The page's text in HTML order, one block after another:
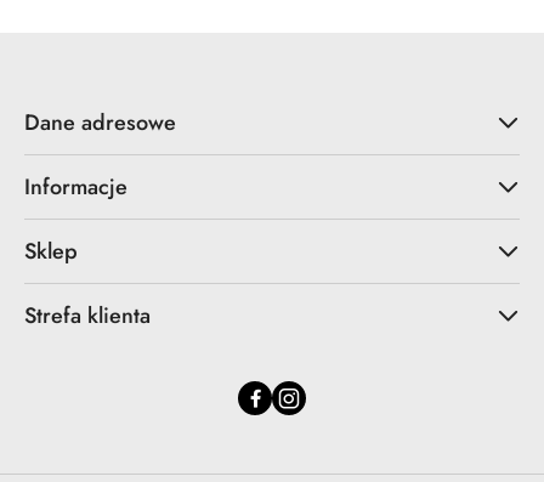
Dane adresowe
Informacje
Sklep
Strefa klienta